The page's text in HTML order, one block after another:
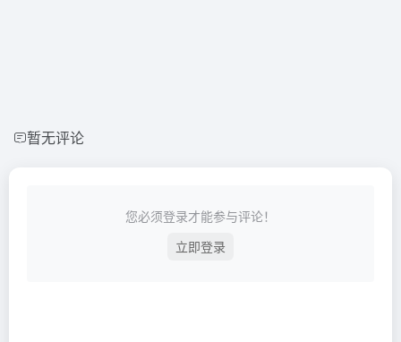
暂无评论
您必须登录才能参与评论！
立即登录